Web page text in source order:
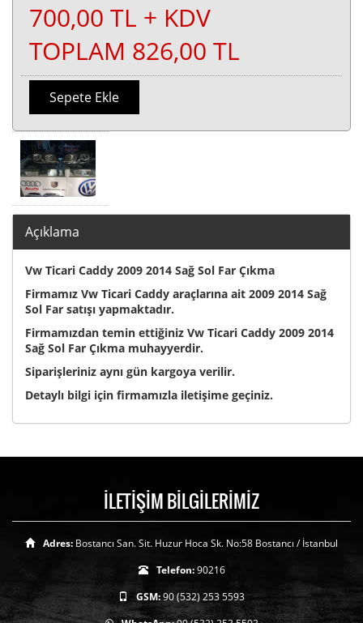
700,00 TL + KDV
TOPLAM 826,00 TL
Sepete Ekle
Açıklama
Vw Ticari Caddy 2009 2014 Sağ Sol Far Çıkma
Firmamız Vw Ticari Caddy araçlarına ait 2009 2014 Sağ
Sol Far satışı yapmaktadır.
Firmamızdan temin ettiğiniz Vw Ticari Caddy 2009 2014
Sağ Sol Far Çıkma muhayyerdir.
Siparişleriniz aynı gün kargoya verilir.
Detaylı bilgi için firmamızla iletişime geçiniz.
İLETİŞİM BİLGİLERİMİZ
Adres: Bostancı San. Sit. Huzur Hoca Sk. No:58 Bostancı / İstanbul
Telefon:90216
GSM:90 (532) 253 5593